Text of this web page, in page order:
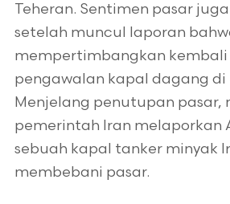
Teheran. Sentimen pasar
setelah muncul laporan
mempertimbangkan kembali
pengawalan kapal dagang di
Menjelang penutupan pasar,
pemerintah Iran melaporkan
sebuah kapal tanker minyak
membebani pasar.